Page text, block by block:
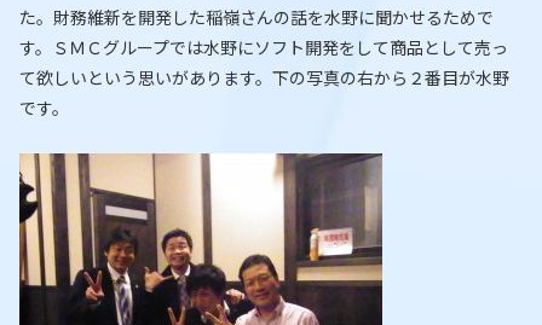
た。財務維新を開発した稲嶺さんの話を水野に聞かせるためで
す。ＳＭＣグループでは水野にソフト開発をして商品として売っ
て欲しいという思いがあります。下の写真の右から２番目が水野
です。